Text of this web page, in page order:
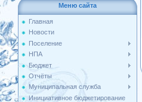
Меню сайта
Главная
Новости
Поселение
НПА
Бюджет
Отчёты
Муниципальная служба
Инициативное бюджетирование